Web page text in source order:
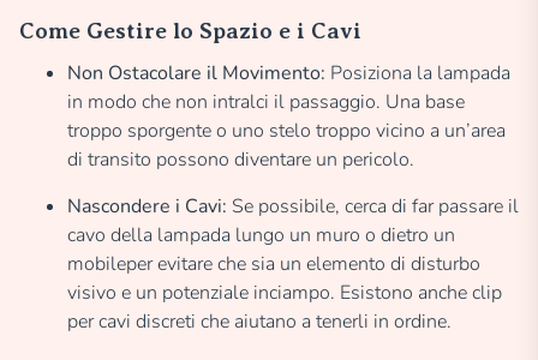
Come Gestire lo Spazio e i Cavi
Non Ostacolare il Movimento: Posiziona la lampada
in modo che non intralci il passaggio. Una base
troppo sporgente o uno stelo troppo vicino a un’area
di transito possono diventare un pericolo.
Nascondere i Cavi: Se possibile, cerca di far passare il
cavo della lampada lungo un muro o dietro un
mobileper evitare che sia un elemento di disturbo
visivo e un potenziale inciampo. Esistono anche clip
per cavi discreti che aiutano a tenerli in ordine.